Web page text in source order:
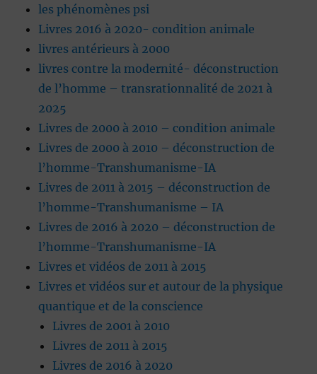
les phénomènes psi
Livres 2016 à 2020- condition animale
livres antérieurs à 2000
livres contre la modernité- déconstruction
de l’homme – transrationnalité de 2021 à
2025
Livres de 2000 à 2010 – condition animale
Livres de 2000 à 2010 – déconstruction de
l’homme-Transhumanisme-IA
Livres de 2011 à 2015 – déconstruction de
l’homme-Transhumanisme – IA
Livres de 2016 à 2020 – déconstruction de
l’homme-Transhumanisme-IA
Livres et vidéos de 2011 à 2015
Livres et vidéos sur et autour de la physique
quantique et de la conscience
Livres de 2001 à 2010
Livres de 2011 à 2015
Livres de 2016 à 2020